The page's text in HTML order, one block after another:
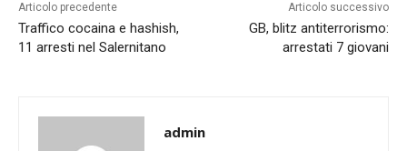
Articolo precedente
Traffico cocaina e hashish,
11 arresti nel Salernitano
Articolo successivo
GB, blitz antiterrorismo:
arrestati 7 giovani
admin